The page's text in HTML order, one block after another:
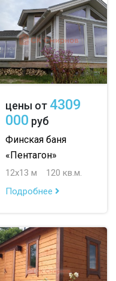
цены от 4309
000 руб
Финская баня
«Пентагон»
12х13 м
120 кв.м.
Подробнее